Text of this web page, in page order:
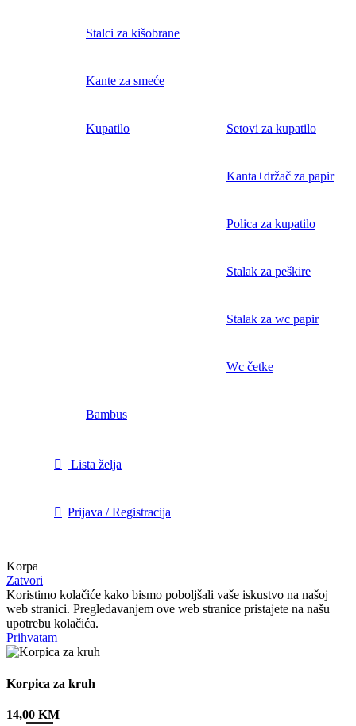
Stalci za kišobrane
Kante za smeće
Kupatilo Setovi za kupatilo
Kanta+držač za papir
Polica za kupatilo
Stalak za peškire
Stalak za wc papir
Wc četke
Bambus
Lista želja
Prijava / Registracija
Korpa
Zatvori
Koristimo kolačiće kako bismo poboljšali vaše iskustvo na našoj
web stranici. Pregledavanjem ove web stranice pristajete na našu
upotrebu kolačića.
Prihvatam
Korpica za kruh
14,00 KM